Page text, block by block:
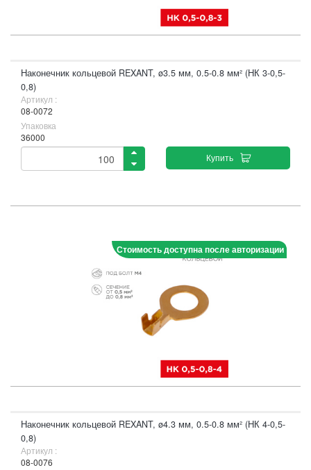
Наконечник кольцевой REXANT, ø3.5 мм, 0.5-0.8 мм² (НК 3-0,5-
0,8)
Артикул :
08-0072
Упаковка
36000
Купить
Стоимость доступна после авторизации
Наконечник кольцевой REXANT, ø4.3 мм, 0.5-0.8 мм² (НК 4-0,5-
0,8)
Артикул :
08-0076